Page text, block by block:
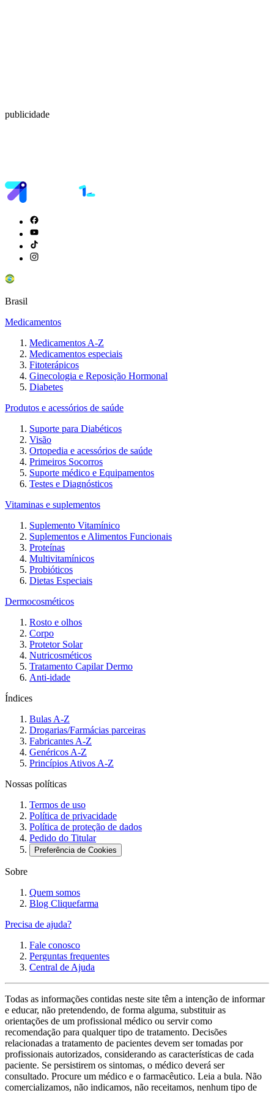
publicidade
Brasil
Medicamentos
Medicamentos A-Z
Medicamentos especiais
Fitoterápicos
Ginecologia e Reposição Hormonal
Diabetes
Produtos e acessórios de saúde
Suporte para Diabéticos
Visão
Ortopedia e acessórios de saúde
Primeiros Socorros
Suporte médico e Equipamentos
Testes e Diagnósticos
Vitaminas e suplementos
Suplemento Vitamínico
Suplementos e Alimentos Funcionais
Proteínas
Multivitamínicos
Probióticos
Dietas Especiais
Dermocosméticos
Rosto e olhos
Corpo
Protetor Solar
Nutricosméticos
Tratamento Capilar Dermo
Anti-idade
Índices
Bulas A-Z
Drogarias/Farmácias parceiras
Fabricantes A-Z
Genéricos A-Z
Princípios Ativos A-Z
Nossas políticas
Termos de uso
Política de privacidade
Política de proteção de dados
Pedido do Titular
Preferência de Cookies
Sobre
Quem somos
Blog Cliquefarma
Precisa de ajuda?
Fale conosco
Perguntas frequentes
Central de Ajuda
Todas as informações contidas neste site têm a intenção de informar
e educar, não pretendendo, de forma alguma, substituir as
orientações de um profissional médico ou servir como
recomendação para qualquer tipo de tratamento. Decisões
relacionadas a tratamento de pacientes devem ser tomadas por
profissionais autorizados, considerando as características de cada
paciente. Se persistirem os sintomas, o médico deverá ser
consultado. Procure um médico e o farmacêutico. Leia a bula. Não
comercializamos, não indicamos, não receitamos, nenhum tipo de